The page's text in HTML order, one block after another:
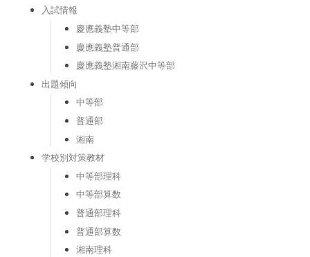
入試情報
慶應義塾中等部
慶應義塾普通部
慶應義塾湘南藤沢中等部
出題傾向
中等部
普通部
湘南
学校別対策教材
中等部理科
中等部算数
普通部理科
普通部算数
湘南理科